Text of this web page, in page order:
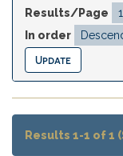
Results/Page
In order
Results 1-1 of 1